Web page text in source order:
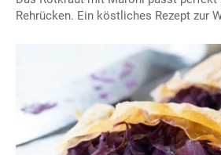
Rehrücken. Ein köstliches Rezept zur